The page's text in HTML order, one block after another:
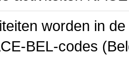
worden in
BEL-codes